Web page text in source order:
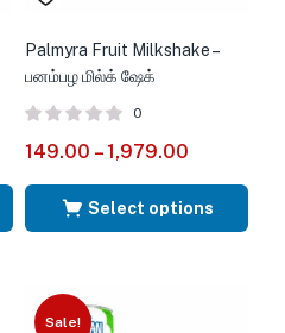
Palmyra Fruit Milkshake –
பனம்பழ மில்க் ஷேக்
0
149.00 – 1,979.00
Select options
Sale!